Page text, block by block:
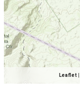
Leaflet